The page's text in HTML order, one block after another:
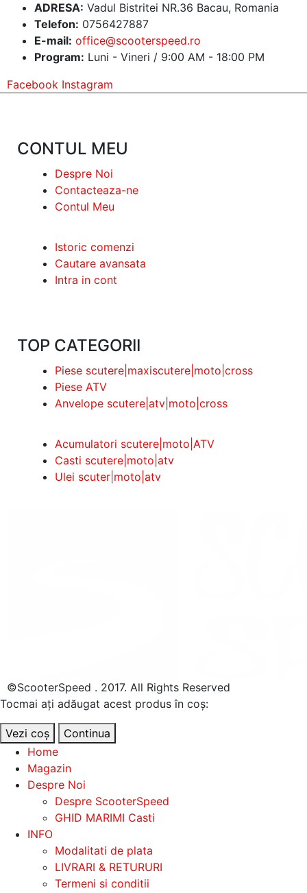
ADRESA: Vadul Bistritei NR.36 Bacau, Romania
Telefon: 0756427887
E-mail: office@scooterspeed.ro
Program: Luni - Vineri / 9:00 AM - 18:00 PM
Facebook Instagram
CONTUL MEU
Despre Noi
Contacteaza-ne
Contul Meu
Istoric comenzi
Cautare avansata
Intra in cont
TOP CATEGORII
Piese scutere|maxiscutere|moto|cross
Piese ATV
Anvelope scutere|atv|moto|cross
Acumulatori scutere|moto|ATV
Casti scutere|moto|atv
Ulei scuter|moto|atv
©ScooterSpeed . 2017. All Rights Reserved
Tocmai ați adăugat acest produs în coș:
Vezi coș
Continua
Home
Magazin
Despre Noi
Despre ScooterSpeed
GHID MARIMI Casti
INFO
Modalitati de plata
LIVRARI & RETURURI
Termeni si conditii